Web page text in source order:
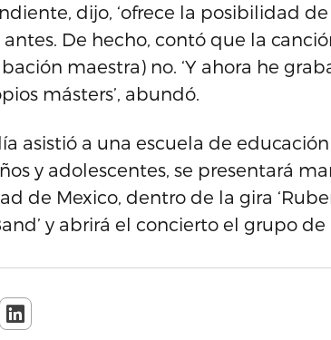
dijo, ‘ofrece la posibilidad
De hecho, contó que la canción
maestra) no. ‘Y ahora he
másters’, abundó.
asistió a una escuela de
y adolescentes, se presentará
de Mexico, dentro de la gira
y abrirá el concierto el grupo de